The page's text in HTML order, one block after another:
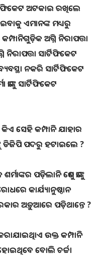
ଅଟକାଇ ରଖିଲେ
ଏମାନଙ୍କ ମଧ୍ୟରୁ
ଅଗ୍ନି ନିରାପତ୍ତା
ନିରାପତ୍ତା ସାର୍ଟିଫିକେଟ
ନକରି ସାର୍ଟିଫିକେଟ
ସାର୍ଟିଫିକେଟ
ସେହି କମ୍ପାନି ଯାହାର
ଡିଜିପି ପଦରୁ ହଟାଇଲେ ?
ପଡ଼ିଲାନି ତେଣୁ ତାଙ୍କୁ
କାର୍ଯ୍ୟାନୁଷ୍ଠାନ
ଅଡ଼ୁଆରେ ପଡ଼ିଥାନ୍ତେ ?
ଉକ୍ତ କମ୍ପାନି
ବୋଲି ଚର୍ଚ୍ଚା